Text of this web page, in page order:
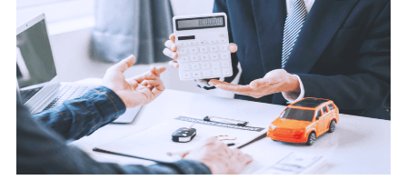
■少額短期保険
株式会社アシロ少額短期保険 (https://kailash.co.jp/)
SBIいきいき少額短期保険会社 (https://www.i-
sedai.com/)
SBIペット少額短期保険株式会社 (https://www.sbipet-
ssi.co.jp/)
SBIリスタ少額短期保険会社
(https://www.jishin.co.jp/)
スマートプラス少額短期保険株式会社